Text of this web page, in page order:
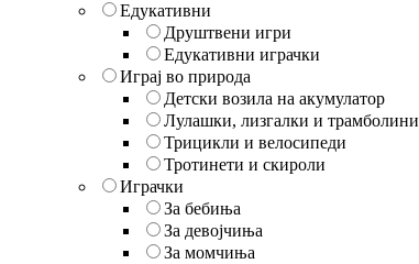
Едукативни
Друштвени игри
Едукативни играчки
Играј во природа
Детски возила на акумулатор
Лулашки, лизгалки и трамболини
Трицикли и велосипеди
Тротинети и скироли
Играчки
За бебиња
За девојчиња
За момчиња